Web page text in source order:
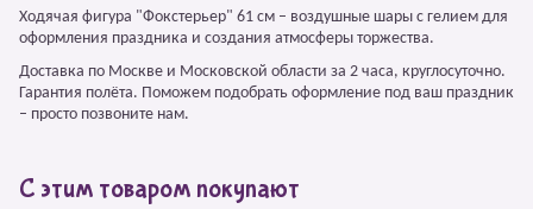
Ходячая фигура "Фокстерьер" 61 см – воздушные шары с гелием для
оформления праздника и создания атмосферы торжества.
Доставка по Москве и Московской области за 2 часа, круглосуточно.
Гарантия полёта. Поможем подобрать оформление под ваш праздник
– просто позвоните нам.
С этим товаром покупают